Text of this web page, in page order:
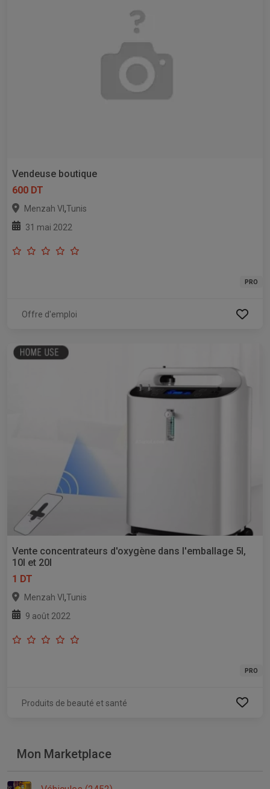
Vendeuse boutique
600 DT
Menzah VI,Tunis
31 mai 2022
PRO
Offre d'emploi
Vente concentrateurs d'oxygène dans l'emballage 5l,
10l et 20l
1 DT
Menzah VI,Tunis
9 août 2022
PRO
Produits de beauté et santé
Mon Marketplace